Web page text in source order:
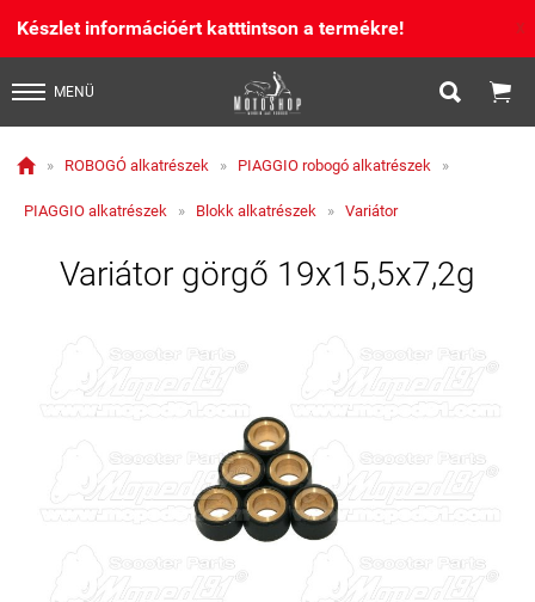
Készlet információért katttintson a termékre! X
MENÜ  
 » ROBOGÓ alkatrészek » PIAGGIO robogó alkatrészek »
PIAGGIO alkatrészek » Blokk alkatrészek » Variátor
Variátor görgő 19x15,5x7,2g